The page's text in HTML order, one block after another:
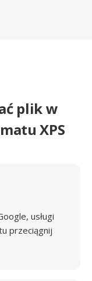
plik w
XPS
usługi
przeciągnij